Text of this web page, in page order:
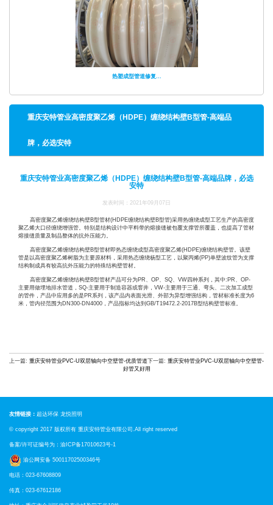
热塑成型管道修复...
重庆安特管业高密度聚乙烯（HDPE）缠绕结构壁B型管-高端品
牌，必选安特
重庆安特管业高密度聚乙烯（HDPE）缠绕结构壁B型管-高端品牌，必选
安特
发表时间：2021年09月07日
高密度聚乙烯缠绕结构壁B型管材(HDPE缠绕结构壁B型管)采用热缠绕成型工艺生产的高密度
聚乙烯大口径缠绕增强管。特别是结构设计中平料带的熔接缝被包覆支撑管所覆盖，也提高了管材
熔接缝质量及制品整体的抗外压能力。
高密度聚乙烯缠绕结构壁B型管材即热态缠绕成型高密度聚乙烯(HDPE)缠绕结构壁管。该壁
管是以高密度聚乙烯树脂为主要原材料，采用热态缠绕杨型工艺，以聚丙烯(PP)单壁波纹管为支撑
结构制成具有较高抗外压能力的特殊结构壁管材。
高密度聚乙烯缠绕结构壁B型管材产品可分为PR、OP、SQ、VW四种系列，其中:PR、OP-
主要用做埋地排水管道，SQ-主要用于制造容器或窨井，VW-主要用于三通、弯头、二次加工成型
的管件，产品中应用多的是PR系列，该产品内表面光滑、外部为异型增强结构，管材标准长度为6
米，管内径范围为DN300-DN4000，产品指标均达到GB/T19472.2-2017B型结构壁管标准。
上一篇: 重庆安特管业PVC-U双层轴向中空壁管-优质管道下一篇: 重庆安特管业PVC-U双层轴向中空壁管-
好管又好用
友情链接： 超达环保 龙悦照明
© copyright 2017 版权所有 重庆安特管业有限公司.All right reserved
备案/许可证编号为： 渝ICP备17010623号-1
渝公网安备 50011702500346号
电话：023-67608809
传真：023-67612186